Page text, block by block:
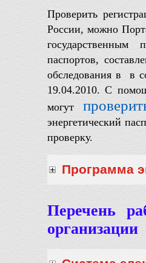
Проверить
России, можно
государственным
паспортов,
обследования в в
19.04.2010. С
могут
энергетический
проверку.
Программа
Перечень
организации